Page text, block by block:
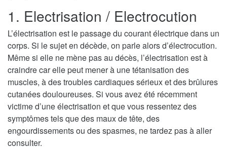
1. Electrisation / Electrocution
L’électrisation est le passage du courant électrique dans un
corps. Si le sujet en décède, on parle alors d’électrocution.
Même si elle ne mène pas au décès, l’électrisation est à
craindre car elle peut mener à une tétanisation des
muscles, à des troubles cardiaques sérieux et des brûlures
cutanées douloureuses. Si vous avez été récemment
victime d’une électrisation et que vous ressentez des
symptômes tels que des maux de tête, des
engourdissements ou des spasmes, ne tardez pas à aller
consulter.